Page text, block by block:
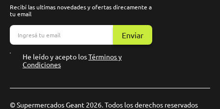
Recibí las ultimas novedades y ofertas direcamente a
tu email
Enviar
He leído y acepto losTérminos y
Condiciones
© Supermercados Geant 2026. Todos los derechos reservados